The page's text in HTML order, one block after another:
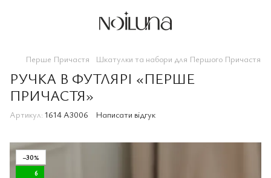
Перше Причастя Шкатулки та набори для Першого Причастя
РУЧКА В ФУТЛЯРІ «ПЕРШЕ
ПРИЧАСТЯ»
Артикул: 1614 A3006 Написати відгук
−30%
6